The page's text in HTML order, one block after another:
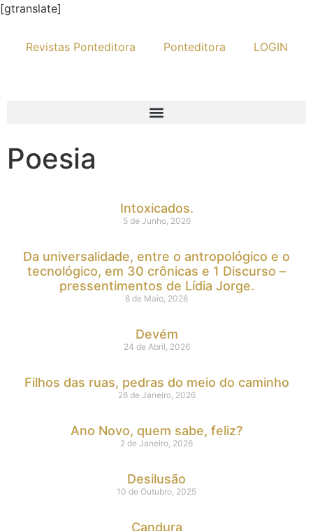
[gtranslate]
Revistas Ponteditora Ponteditora LOGIN
Poesia
Intoxicados.
5 de Junho, 2026
Da universalidade, entre o antropológico e o
tecnológico, em 30 crônicas e 1 Discurso –
pressentimentos de Lídia Jorge.
8 de Maio, 2026
Devém
24 de Abril, 2026
Filhos das ruas, pedras do meio do caminho
28 de Janeiro, 2026
Ano Novo, quem sabe, feliz?
2 de Janeiro, 2026
Desilusão
10 de Outubro, 2025
Candura